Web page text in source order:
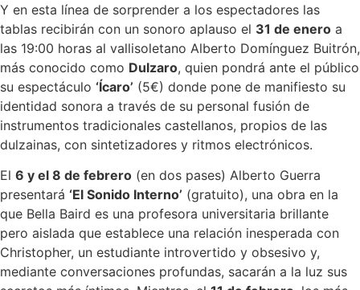
Y en esta línea de sorprender a los espectadores las
tablas recibirán con un sonoro aplauso el 31 de enero a
las 19:00 horas al vallisoletano Alberto Domínguez Buitrón,
más conocido como Dulzaro, quien pondrá ante el público
su espectáculo ‘Ícaro’ (5€) donde pone de manifiesto su
identidad sonora a través de su personal fusión de
instrumentos tradicionales castellanos, propios de las
dulzainas, con sintetizadores y ritmos electrónicos.
El 6 y el 8 de febrero (en dos pases) Alberto Guerra
presentará ‘El Sonido Interno’ (gratuito), una obra en la
que Bella Baird es una profesora universitaria brillante
pero aislada que establece una relación inesperada con
Christopher, un estudiante introvertido y obsesivo y,
mediante conversaciones profundas, sacarán a la luz sus